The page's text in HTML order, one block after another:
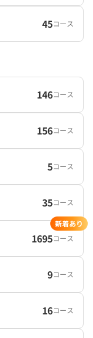
45コース
146コース
156コース
5コース
35コース
1695コース
新着あり
9コース
16コース